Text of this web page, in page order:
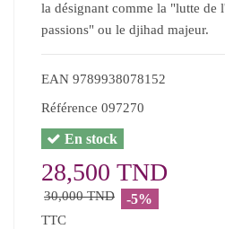
la désignant comme la "lutte de
passions" ou le djihad majeur.
EAN 9789938078152
Référence 097270
En stock
28,500 TND
30,000 TND -5%
TTC